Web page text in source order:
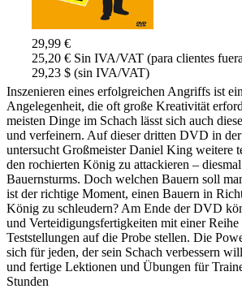
29,99 €
25,20 € Sin IVA/VAT (para clientes
29,23 $ (sin IVA/VAT)
Inszenieren eines erfolgreichen Angriffs ist
Angelegenheit, die oft große Kreativität
meisten Dinge im Schach lässt sich auch
und verfeinern. Auf dieser dritten DVD in
untersucht Großmeister Daniel King weitere
den rochierten König zu attackieren –
Bauernsturms. Doch welchen Bauern soll
ist der richtige Moment, einen Bauern in
König zu schleudern? Am Ende der DVD
und Verteidigungsfertigkeiten mit einer Reihe
Teststellungen auf die Probe stellen. Die
sich für jeden, der sein Schach verbessern
und fertige Lektionen und Übungen für
Stunden